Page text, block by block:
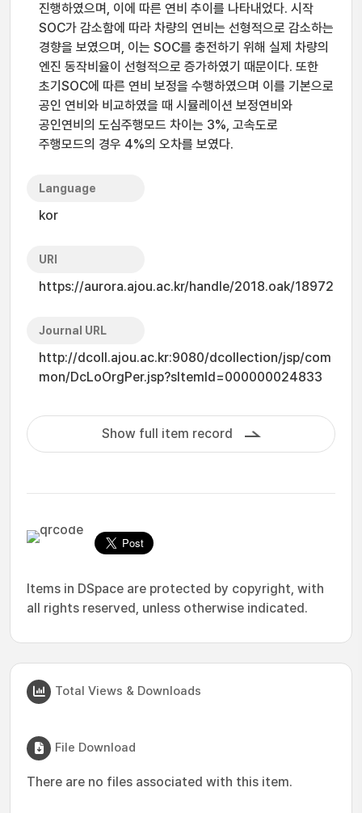
진행하였으며, 이에 따른 연비 추이를 나타내었다. 시작
SOC가 감소함에 따라 차량의 연비는 선형적으로 감소하는
경향을 보였으며, 이는 SOC를 충전하기 위해 실제 차량의
엔진 동작비율이 선형적으로 증가하였기 때문이다. 또한
초기SOC에 따른 연비 보정을 수행하였으며 이를 기본으로
공인 연비와 비교하였을 때 시뮬레이션 보정연비와
공인연비의 도심주행모드 차이는 3%, 고속도로
주행모드의 경우 4%의 오차를 보였다.
Language
kor
URI
https://aurora.ajou.ac.kr/handle/2018.oak/18972
Journal URL
http://dcoll.ajou.ac.kr:9080/dcollection/jsp/com
mon/DcLoOrgPer.jsp?sItemId=000000024833
Show full item record
Items in DSpace are protected by copyright, with
all rights reserved, unless otherwise indicated.
Total Views & Downloads
File Download
There are no files associated with this item.